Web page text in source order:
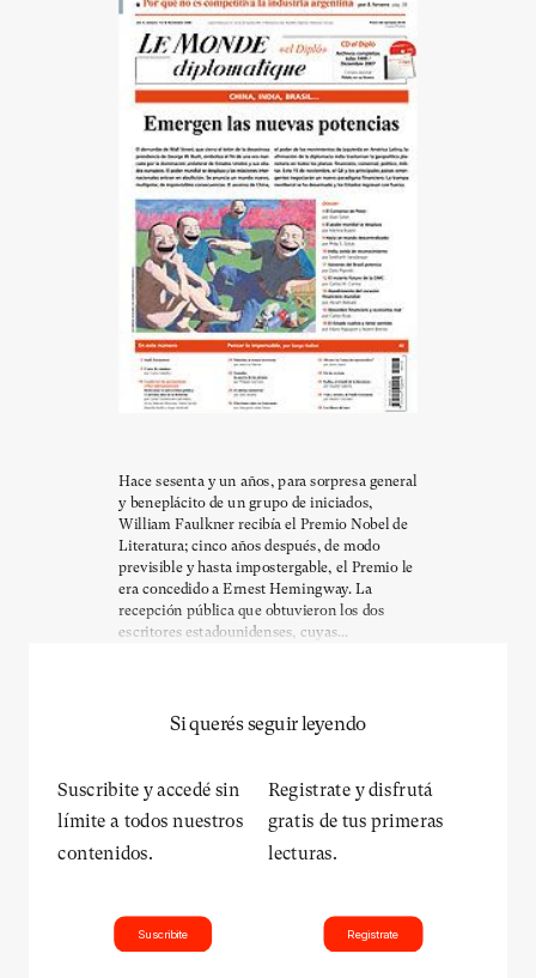
Hace sesenta y un años, para sorpresa general
y beneplácito de un grupo de iniciados,
William Faulkner recibía el Premio Nobel de
Literatura; cinco años después, de modo
previsible y hasta impostergable, el Premio le
era concedido a Ernest Hemingway. La
recepción pública que obtuvieron los dos
escritores estadounidenses, cuyas...
Si querés seguir leyendo
Suscribite y accedé sin
límite a todos nuestros
contenidos.
Suscribite
Registrate y disfrutá
gratis de tus primeras
lecturas.
Registrate